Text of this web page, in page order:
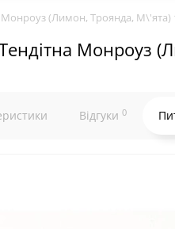
(Лимон, Троянда, М\'ята)
Монроуз
Відгуки 0